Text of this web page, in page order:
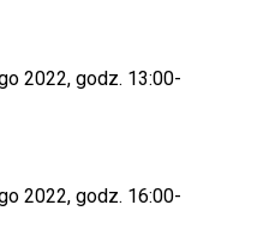
2022, godz. 13:00-
2022, godz. 16:00-